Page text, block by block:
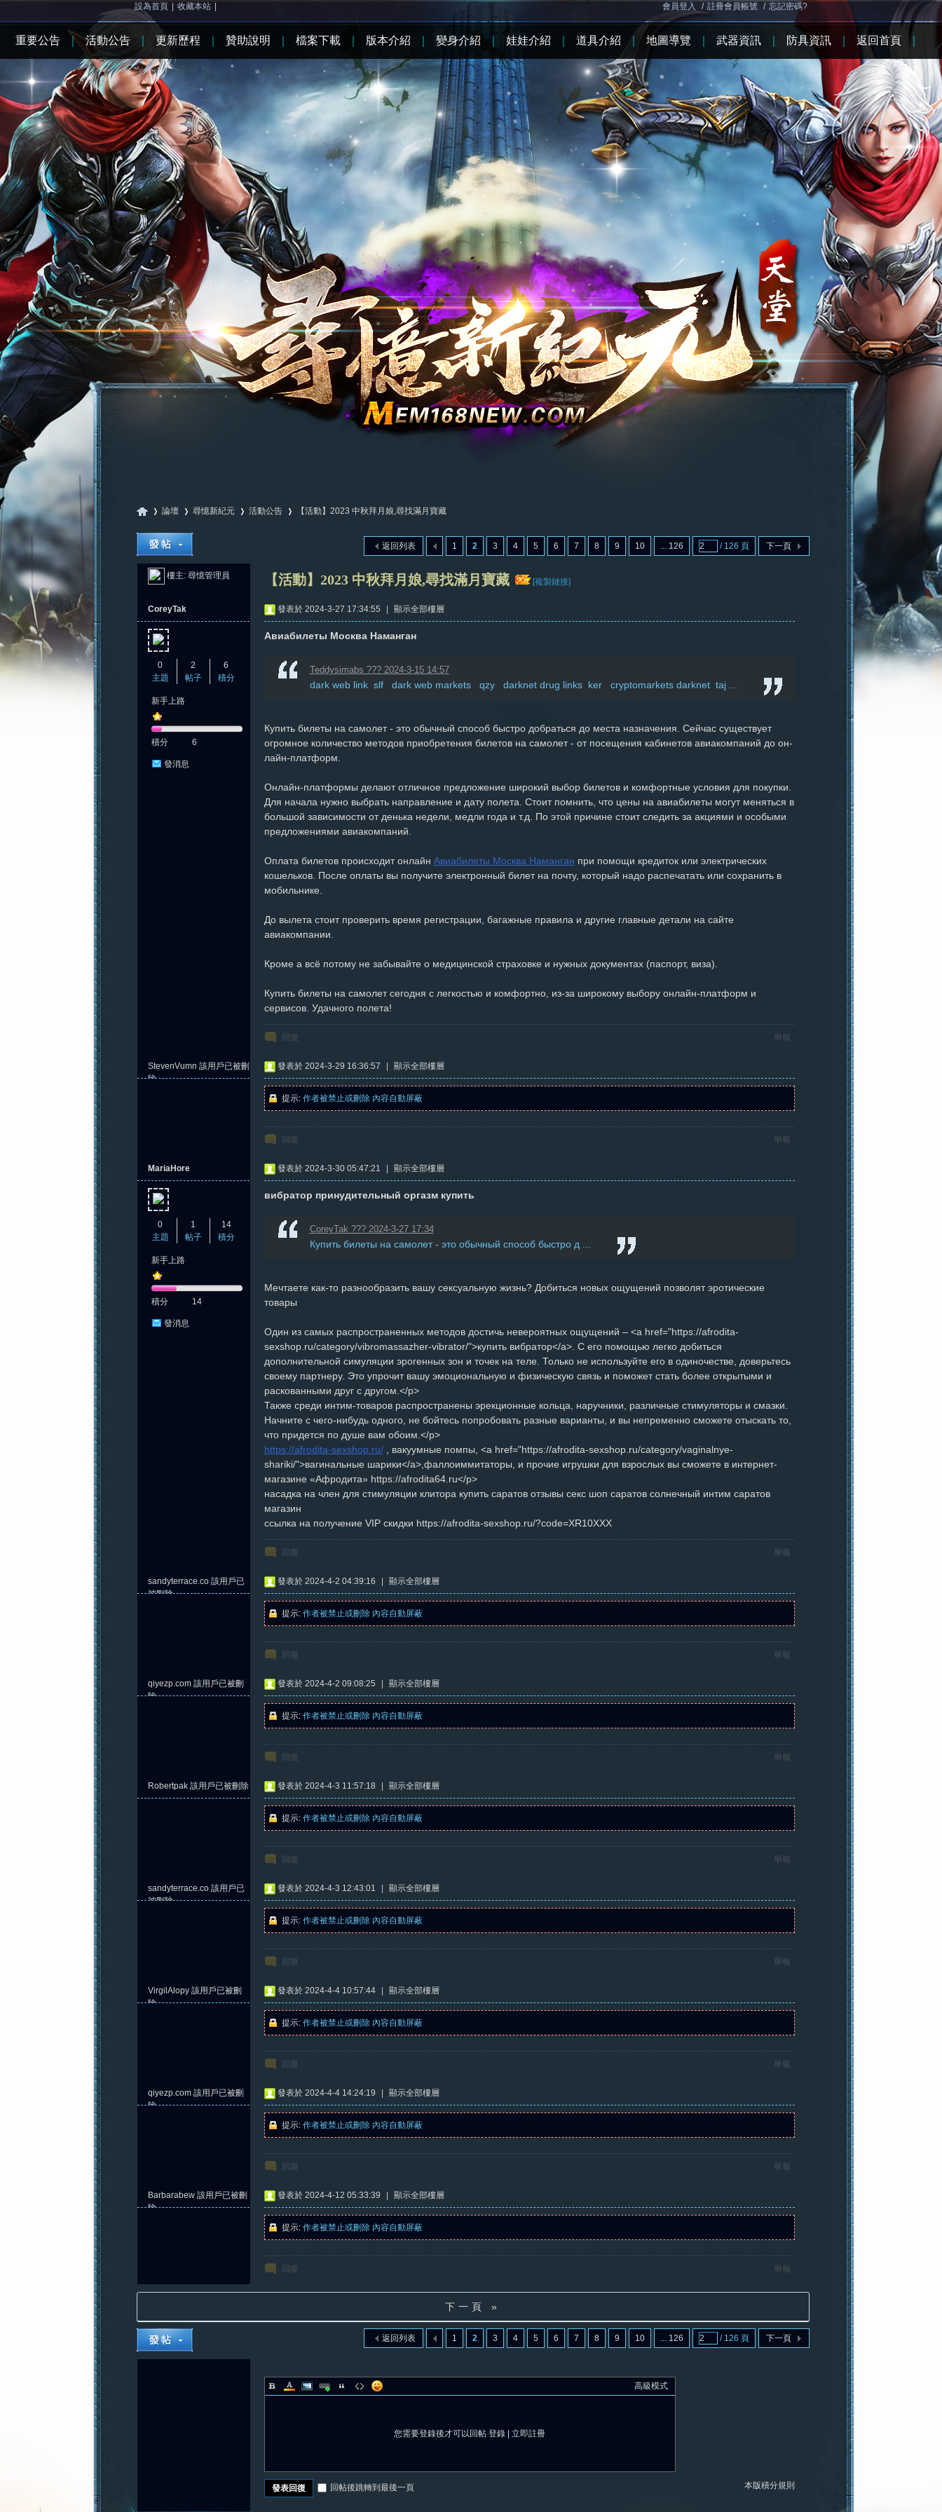
設為首頁 收藏本站 會員登入 / 註冊會員帳號 / 忘記密碼?
»
論壇
›
尋憶新紀元 活動公告
›
【活動】2023 中秋拜月娘,尋找滿月寶藏
1 2 3 4 5 6 7 8 9 10 ... 126 / 126 頁 下一頁
返回列表
樓主: 尋憶管理員 【活動】2023 中秋拜月娘,尋找滿月寶藏 [複製鏈接]
CoreyTak
0
主題
2
帖子
6
積分
新手上路
積分 6
發消息
發表於 2024-3-27 17:34:55 顯示全部樓層
Авиабилеты Москва Наманган
Teddysimabs ??? 2024-3-15 14:57
dark web link slf dark web markets qzy darknet drug links ker cryptomarkets darknet taj ...
Купить билеты на самолет - это обычный способ быстро добраться до места назначения. Сейчас существует
огромное количество методов приобретения билетов на самолет - от посещения кабинетов авиакомпаний до он-
лайн-платформ.
Онлайн-платформы делают отличное предложение широкий выбор билетов и комфортные условия для покупки.
Для начала нужно выбрать направление и дату полета. Стоит помнить, что цены на авиабилеты могут меняться в
большой зависимости от денька недели, медли года и т.д. По этой причине стоит следить за акциями и особыми
предложениями авиакомпаний.
Оплата билетов происходит онлайн Авиабилеты Москва Наманган при помощи кредиток или электрических
кошельков. После оплаты вы получите электронный билет на почту, который надо распечатать или сохранить в
мобильнике.
До вылета стоит проверить время регистрации, багажные правила и другие главные детали на сайте
авиакомпании.
Кроме а всё потому не забывайте о медицинской страховке и нужных документах (паспорт, виза).
Купить билеты на самолет сегодня с легкостью и комфортно, из-за широкому выбору онлайн-платформ и
сервисов. Удачного полета!
回復 舉報
StevenVumn 該用戶已被刪
除
發表於 2024-3-29 16:36:57 顯示全部樓層
提示: 作者被禁止或刪除 內容自動屏蔽
回復 舉報
MariaHore
0
主題
1
帖子
14
積分
新手上路
積分 14
發消息
發表於 2024-3-30 05:47:21 顯示全部樓層
вибратор принудительный оргазм купить
CoreyTak ??? 2024-3-27 17:34
Купить билеты на самолет - это обычный способ быстро д ...
Мечтаете как-то разнообразить вашу сексуальную жизнь? Добиться новых ощущений позволят эротические
товары
Один из самых распространенных методов достичь невероятных ощущений – <a href="https://afrodita-
sexshop.ru/category/vibromassazher-vibrator/">купить вибратор</a>. С его помощью легко добиться
дополнительной симуляции эрогенных зон и точек на теле. Только не используйте его в одиночестве, доверьтесь
своему партнеру. Это упрочит вашу эмоциональную и физическую связь и поможет стать более открытыми и
раскованными друг с другом.</p>
Также среди интим-товаров распространены эрекционные кольца, наручники, различные стимуляторы и смазки.
Начните с чего-нибудь одного, не бойтесь попробовать разные варианты, и вы непременно сможете отыскать то,
что придется по душе вам обоим.</p>
https://afrodita-sexshop.ru/, вакуумные помпы, <a href="https://afrodita-sexshop.ru/category/vaginalnye-
shariki/">вагинальные шарики</a>,фаллоиммитаторы, и прочие игрушки для взрослых вы сможете в интернет-
магазине «Афродита» https://afrodita64.ru</p>
насадка на член для стимуляции клитора купить саратов отзывы секс шоп саратов солнечный интим саратов
магазин
ссылка на получение VIP скидки https://afrodita-sexshop.ru/?code=XR10XXX
回復 舉報
sandyterrace.co 該用戶已
被刪除
發表於 2024-4-2 04:39:16 顯示全部樓層
提示: 作者被禁止或刪除 內容自動屏蔽
回復 舉報
qiyezp.com 該用戶已被刪
除
發表於 2024-4-2 09:08:25 顯示全部樓層
提示: 作者被禁止或刪除 內容自動屏蔽
回復 舉報
Robertpak 該用戶已被刪除 發表於 2024-4-3 11:57:18 顯示全部樓層
提示: 作者被禁止或刪除 內容自動屏蔽
回復 舉報
sandyterrace.co 該用戶已
被刪除
發表於 2024-4-3 12:43:01 顯示全部樓層
提示: 作者被禁止或刪除 內容自動屏蔽
回復 舉報
VirgilAlopy 該用戶已被刪
除
發表於 2024-4-4 10:57:44 顯示全部樓層
提示: 作者被禁止或刪除 內容自動屏蔽
回復 舉報
qiyezp.com 該用戶已被刪
除
發表於 2024-4-4 14:24:19 顯示全部樓層
提示: 作者被禁止或刪除 內容自動屏蔽
回復 舉報
Barbarabew 該用戶已被刪
除
發表於 2024-4-12 05:33:39 顯示全部樓層
提示: 作者被禁止或刪除 內容自動屏蔽
回復 舉報
下一頁 »
1 2 3 4 5 6 7 8 9 10 ... 126 / 126 頁 下一頁
返回列表
高級模式
您需要登錄後才可以回帖 登錄 立即註冊
本版積分規則
發表回復 回帖後跳轉到最後一頁